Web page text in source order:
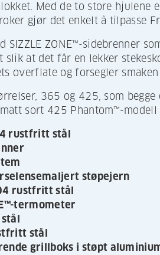
Med de to store
gjør det enkelt å tilpasse
SIZZLE ZONE™-sidebrenner
at det får en lekker
overflate og forsegler
365 og 425, som
matt sort 425 Phantom™-
rustfritt stål
støpejern
rustfritt stål
termometer
stål
grillboks i støpt